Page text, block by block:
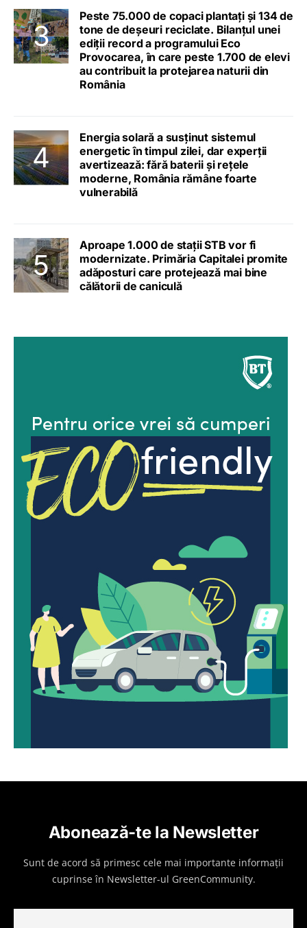
Peste 75.000 de copaci plantați și 134 de
tone de deșeuri reciclate. Bilanțul unei
ediții record a programului Eco
Provocarea, în care peste 1.700 de elevi
au contribuit la protejarea naturii din
România
Energia solară a susținut sistemul
energetic în timpul zilei, dar experții
avertizează: fără baterii și rețele
moderne, România rămâne foarte
vulnerabilă
Aproape 1.000 de stații STB vor fi
modernizate. Primăria Capitalei promite
adăposturi care protejează mai bine
călătorii de caniculă
Abonează-te la Newsletter
Sunt de acord să primesc cele mai importante informații
cuprinse în Newsletter-ul GreenCommunity.